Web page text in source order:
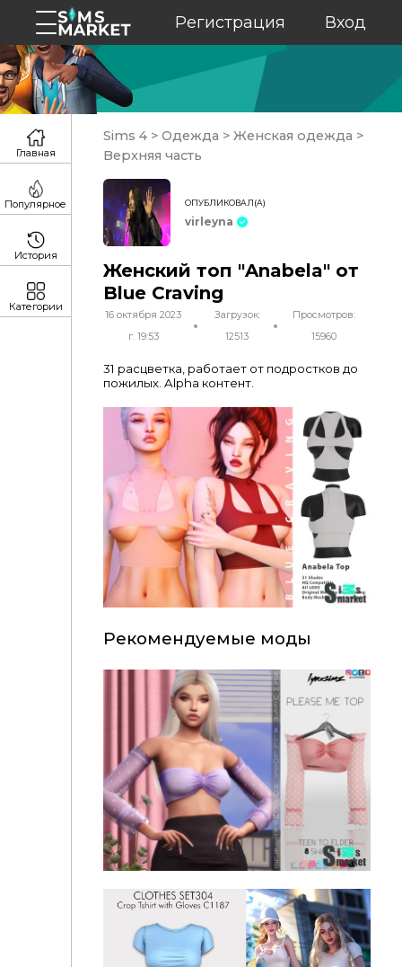
Регистрация Вход
Sims 4 > Одежда > Женская одежда >
Верхняя часть
ОПУБЛИКОВАЛ(А)
virleyna
Женский топ "Anabela" от
Blue Craving
16 октября 2023
г. 19:53
Загрузок:
12513
Просмотров:
15960
31 расцветка, работает от подростков до
пожилых. Alpha контент.
Рекомендуемые моды
Главная
Популярное
История
Категории